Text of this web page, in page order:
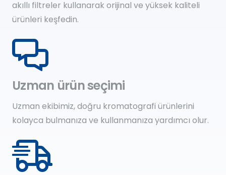
akıllı filtreler kullanarak orijinal ve yüksek kaliteli
ürünleri keşfedin.
Uzman ürün seçimi
Uzman ekibimiz, doğru kromatografi ürünlerini
kolayca bulmanıza ve kullanmanıza yardımcı olur.